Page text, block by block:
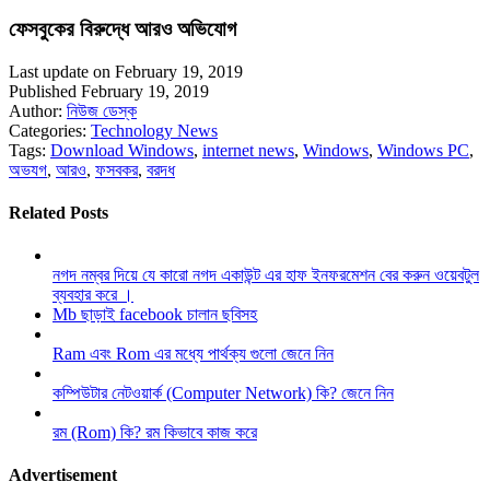
ফেসবুকের বিরুদ্ধে আরও অভিযোগ
Last update on February 19, 2019
Published February 19, 2019
Author: নিউজ ডেস্ক
Categories: Technology News
Tags: Download Windows, internet news, Windows, Windows PC,
অভযগ, আরও, ফসবকর, বরদধ
Related Posts
নগদ নম্বর দিয়ে যে কারো নগদ একাউন্ট এর হাফ ইনফরমেশন বের করুন ওয়েবটুল
ব্যবহার করে ।
Mb ছাড়াই facebook চালান ছবিসহ
Ram এবং Rom এর মধ্যে পার্থক্য গুলো জেনে নিন
কম্পিউটার নেটওয়ার্ক (Computer Network) কি? জেনে নিন
রম (Rom) কি? রম কিভাবে কাজ করে
Advertisement